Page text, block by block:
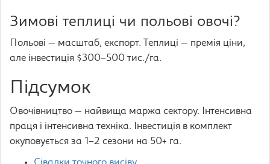
Зимові теплиці чи польові овочі?
Польові — масштаб, експорт. Теплиці — премія ціни,
але інвестиція $300–500 тис./га.
Підсумок
Овочівництво — найвища маржа сектору. Інтенсивна
праця і інтенсивна техніка. Інвестиція в комплект
окуповується за 1–2 сезони на 50+ га.